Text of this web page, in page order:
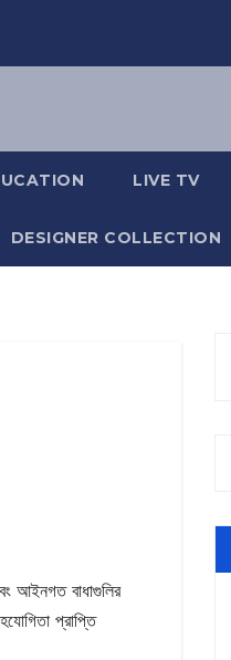
LIVE TV
DESIGNER COLLECTION
আইনগত বাধাগুলির
প্রাপ্তি